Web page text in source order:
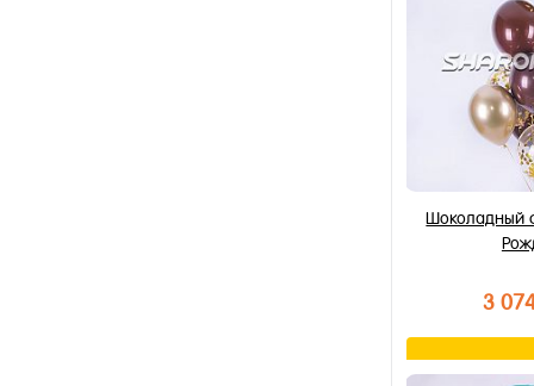
В избранное
В наличии
Шоколадный
3
В